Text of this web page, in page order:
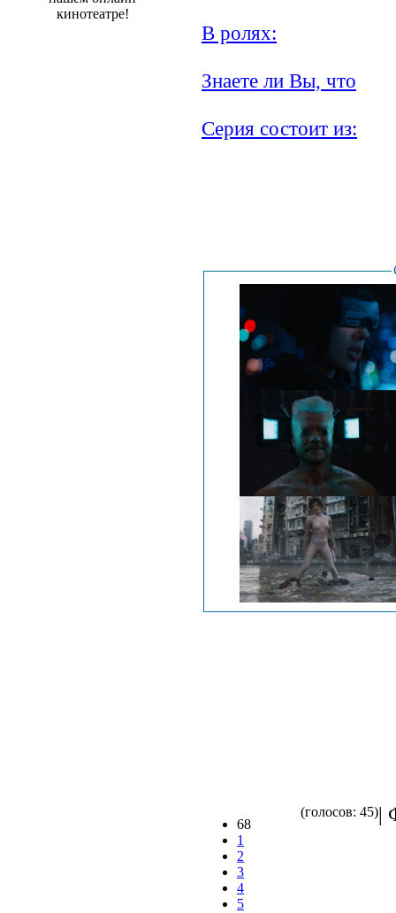
кинотеатре!
В ролях:
Знаете ли Вы, что
Серия состоит из:
68
1
2
3
4
5
(голосов: 45)|